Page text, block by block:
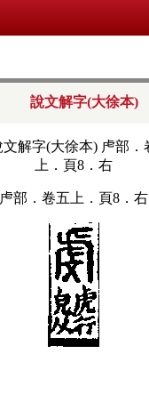
說文解字(大徐本)
虍部．卷五上．頁8．右